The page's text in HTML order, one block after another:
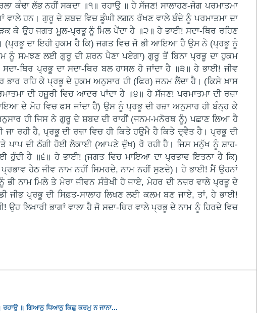
ਕੰਢਾ ਲੱਭ ਨਹੀਂ ਸਕਦਾ ॥੧॥ ਰਹਾਉ ॥ ਹੇ ਸੱਜਣ! ਸਾਲਾਹਣ-ਜੋਗ ਪਰਮਾਤਮਾ
ਵਾਲੇ ਹਨ। ਗੁਰੂ ਦੇ ਸ਼ਬਦ ਵਿਚ ਡੂੰਘੀ ਲਗਨ ਰੱਖਣ ਵਾਲੇ ਬੰਦੇ ਨੂੰ ਪਰਮਾਤਮਾ ਦਾ
ਕੇ ਉਹ ਜਗਤ ਮੂਲ-ਪ੍ਰਭੂ ਨੂੰ ਮਿਲ ਪੈਂਦਾ ਹੈ ॥੨॥ ਹੇ ਭਾਈ! ਸਦਾ-ਥਿਰ ਰਹਿਣ
(ਪ੍ਰਭੂ ਦਾ ਇਹੀ ਹੁਕਮ ਹੈ ਕਿ) ਜਗਤ ਵਿਚ ਜੋ ਭੀ ਆਇਆ ਹੈ ਉਸ ਨੇ (ਪ੍ਰਭੂ ਨੂੰ
ਨੂੰ ਸਮਝਣ ਲਈ ਗੁਰੂ ਦੀ ਸ਼ਰਨ ਪੈਣਾ ਪਏਗਾ) ਗੁਰੂ ਤੋਂ ਬਿਨਾ ਪ੍ਰਭੂ ਦਾ ਹੁਕਮ
ਥਿਰ ਪ੍ਰਭੂ ਦਾ ਸਦਾ-ਥਿਰ ਬਲ ਹਾਸਲ ਹੋ ਜਾਂਦਾ ਹੈ ॥੩॥ ਹੇ ਭਾਈ! ਜੀਵ
ਭਾਰ ਰਹਿ ਕੇ ਪ੍ਰਭੂ ਦੇ ਹੁਕਮ ਅਨੁਸਾਰ ਹੀ (ਫਿਰ) ਜਨਮ ਲੈਂਦਾ ਹੈ। (ਕਿਸੇ ਖ਼ਾਸ
ਦੀ ਹਜ਼ੂਰੀ ਵਿਚ ਆਦਰ ਪਾਂਦਾ ਹੈ ॥੪॥ ਹੇ ਸੱਜਣ! ਪਰਮਾਤਮਾ ਦੀ ਰਜ਼ਾ
ਦੇ ਮੋਹ ਵਿਚ ਫਸ ਜਾਂਦਾ ਹੈ) ਉਸ ਨੂੰ ਪ੍ਰਭੂ ਦੀ ਰਜ਼ਾ ਅਨੁਸਾਰ ਹੀ ਬੰਨ੍ਹ ਕੇ
ਹੀ ਜਿਸ ਨੇ ਗੁਰੂ ਦੇ ਸ਼ਬਦ ਦੀ ਰਾਹੀਂ (ਜਨਮ-ਮਨੋਰਥ ਨੂੰ) ਪਛਾਣ ਲਿਆ ਹੈ
ਰਹੀ ਹੈ, ਪ੍ਰਭੂ ਦੀ ਰਜ਼ਾ ਵਿਚ ਹੀ ਕਿਤੇ ਹਉਮੈ ਹੈ ਕਿਤੇ ਦ੍ਵੈਤ ਹੈ। ਪ੍ਰਭੂ ਦੀ
ਪਾਪ ਦੀ ਠੱਗੀ ਹੋਈ ਲੋਕਾਈ (ਆਪਣੇ ਦੁੱਖ) ਰੋ ਰਹੀ ਹੈ। ਜਿਸ ਮਨੁੱਖ ਨੂੰ ਸ਼ਾਹ-
ਹੁੰਦੀ ਹੈ ॥੬॥ ਹੇ ਭਾਈ! (ਜਗਤ ਵਿਚ ਮਾਇਆ ਦਾ ਪ੍ਰਭਾਵ ਇਤਨਾ ਹੈ ਕਿ)
ਹੇਠ ਜੀਵ ਨਾਮ ਨਹੀਂ ਸਿਮਰਦੇ, ਨਾਮ ਨਹੀਂ ਸੁਣਦੇ)। ਹੇ ਭਾਈ! ਮੈਂ ਉਹਨਾਂ
ਭੀ ਨਾਮ ਮਿਲੇ ਤੇ ਮੇਰਾ ਜੀਵਨ ਸੰਤੋਖੀ ਹੋ ਜਾਏ, ਮੇਹਰ ਦੀ ਨਜ਼ਰ ਵਾਲੇ ਪ੍ਰਭੂ ਦੇ
ਜੀਭ ਪ੍ਰਭੂ ਦੀ ਸਿਫ਼ਤ-ਸਾਲਾਹ ਲਿਖਣ ਲਈ ਕਲਮ ਬਣ ਜਾਏ, ਤਾਂ, ਹੇ ਭਾਈ!
ਭਾਗਾਂ ਵਾਲਾ ਹੈ ਜੋ ਸਦਾ-ਥਿਰ ਵਾਲੇ ਪ੍ਰਭੂ ਦੇ ਨਾਮ ਨੂੰ ਹਿਰਦੇ ਵਿਚ
॥ ਗਿਆਨੁ ਧਿਆਨੁ ਕਿਛੁ ਕਰਮੁ ਨ ਜਾਨਾ...